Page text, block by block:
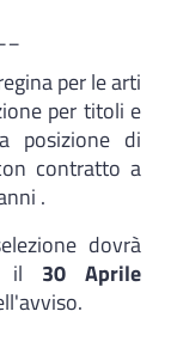
per le arti
per titoli e
posizione di
contratto a
.
dovrà
il 30 Aprile